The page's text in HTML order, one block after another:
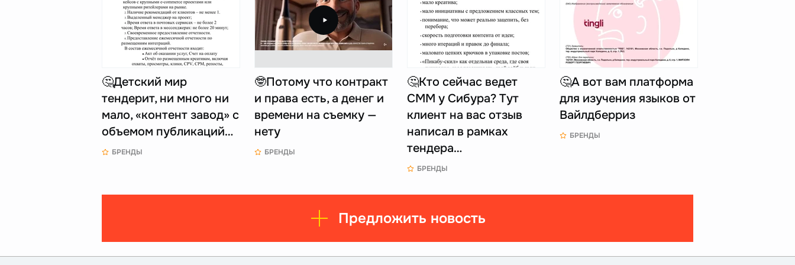
🤔Детский мир
тендерит, ни много ни
мало, «контент завод» с
объемом публикаций…
БРЕНДЫ
🤓Потому что контракт
и права есть, а денег и
времени на съемку —
нету
БРЕНДЫ
🤔Кто сейчас ведет
СММ у Сибура? Тут
клиент на вас отзыв
написал в рамках
тендера…
БРЕНДЫ
🤔А вот вам платформа
для изучения языков от
Вайлдберриз
БРЕНДЫ
Предложить новость